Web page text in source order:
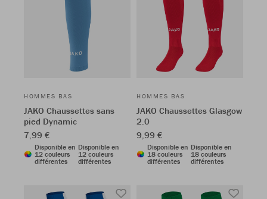
HOMMES BAS
JAKO Chaussettes sans
pied Dynamic
7,99 €
Disponible en
12 couleurs
différentes
Disponible en
12 couleurs
différentes
HOMMES BAS
JAKO Chaussettes Glasgow
2.0
9,99 €
Disponible en
18 couleurs
différentes
Disponible en
18 couleurs
différentes